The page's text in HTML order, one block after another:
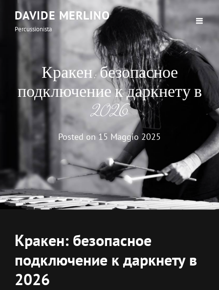
DAVIDE MERLINO
Percussionista
Кракен: безопасное
подключение к даркнету в
2026
Posted on 15 Maggio 2025
Кракен: безопасное
подключение к даркнету в
2026